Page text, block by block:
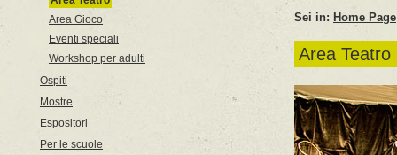
Area Gioco
Eventi speciali
Workshop per adulti
Ospiti
Mostre
Espositori
Per le scuole
Sei in: Home Page
Area Teatro